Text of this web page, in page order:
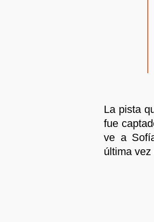
La pista
fue
ve a
última